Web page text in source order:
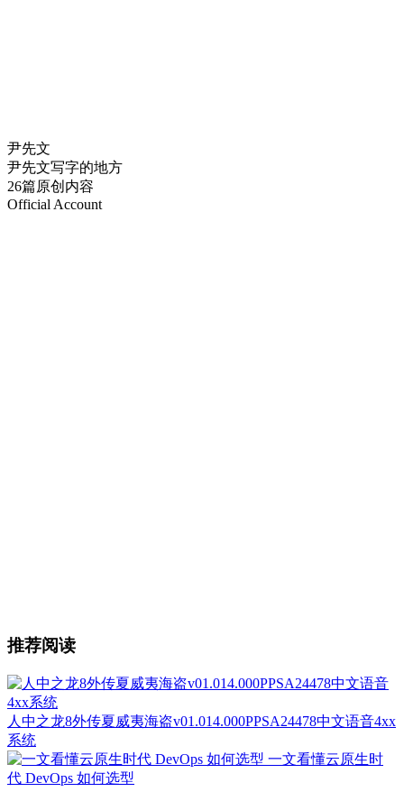
尹先文
尹先文写字的地方
26篇原创内容
Official Account
推荐阅读
人中之龙8外传夏威夷海盗v01.014.000PPSA24478中文语音4xx
系统
一文看懂云原生时
代 DevOps 如何选型